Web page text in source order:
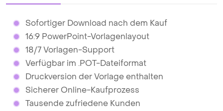
Sofortiger Download nach dem Kauf
16:9 PowerPoint-Vorlagenlayout
18/7 Vorlagen-Support
Verfügbar im .POT-Dateiformat
Druckversion der Vorlage enthalten
Sicherer Online-Kaufprozess
Tausende zufriedene Kunden